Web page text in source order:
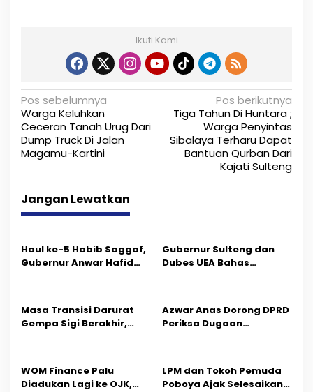
Ikuti Kami
N
a
v
g
a
s
i
o
s
Pos sebelumnya
Warga Keluhkan
Ceceran Tanah Urug Dari
Dump Truck Di Jalan
Magamu-Kartini
Pos berikutnya
Tiga Tahun Di Huntara ;
Warga Penyintas
Sibalaya Terharu Dapat
Bantuan Qurban Dari
Kajati Sulteng
Jangan Lewatkan
Haul ke-5 Habib Saggaf,
Gubernur Anwar Hafid
Gubernur Sulteng dan
Dubes UEA Bahas
Masa Transisi Darurat
Gempa Sigi Berakhir,
Azwar Anas Dorong DPRD
Periksa Dugaan
‎WOM Finance Palu
Diadukan Lagi ke OJK,
LPM dan Tokoh Pemuda
Poboya Ajak Selesaikan